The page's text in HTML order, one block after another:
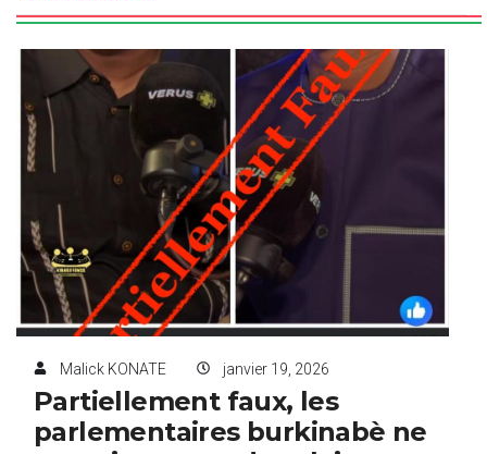
Malick KONATE janvier 19, 2026
Partiellement faux, les
parlementaires burkinabè ne